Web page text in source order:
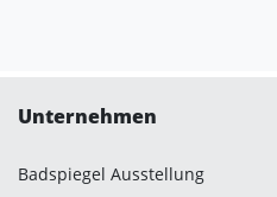
Unternehmen
Badspiegel Ausstellung